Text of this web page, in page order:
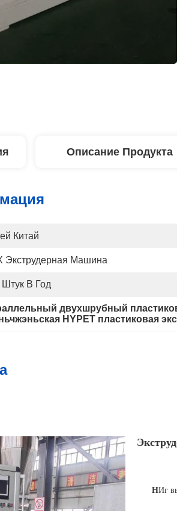
Описание Продукта
Китай
Экструдерная Машина
Штук В Год
двухшрубный
HYPET пластиковая
HИг